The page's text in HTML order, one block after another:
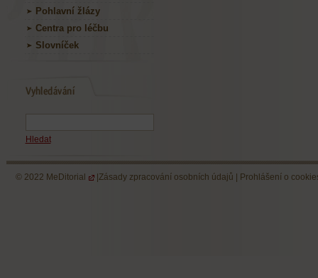
Pohlavní žlázy
Centra pro léčbu
Slovníček
Hledat
© 2022 MeDitorial | Zásady zpracování osobních údajů Prohlášení o